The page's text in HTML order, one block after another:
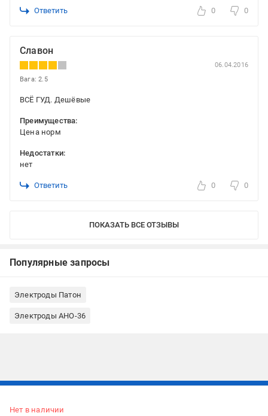
Ответить 0 0
Славон
06.04.2016
Вага: 2.5
ВСЁ ГУД. Дешёвые
Преимущества:
Цена норм
Недостатки:
нет
Ответить 0 0
ПОКАЗАТЬ ВСЕ ОТЗЫВЫ
Популярные запросы
Электроды Патон
Электроды АНО-36
Нет в наличии